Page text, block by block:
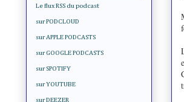
Le flux RSS du podcast
sur PODCLOUD
sur APPLE PODCASTS
sur GOOGLE PODCASTS
sur SPOTIFY
sur YOUTUBE
sur DEEZER